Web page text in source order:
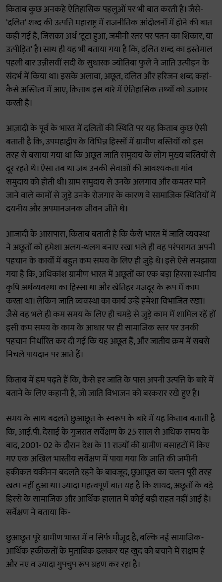
किताब कुछ अनकहे ऐतिहासिक पहलुओं पर भी बात करती है। जैसे-
'दलित' शब्द की उत्पत्ति महाराष्ट्र में राजनीतिक आंदोलनों में होने की बात
कही गई है, जिसका अर्थ 'टूटा हुआ, जमीनी स्तर पर पतन का शिकार, या
उत्पीड़ित' है। साथ ही यह भी बताया गया है कि, दलित शब्द का इस्तेमाल
पहली बार उन्नीसवीं सदी के सुधारक ज्योतिबा फुले ने जाति उत्पीड़न के
संदर्भ में किया था। इसके अलावा, अछूत, दलित और हरिजन शब्द कहां-
कैसे अस्तित्व में आए, क़िताब इस बारे में ऐतिहासिक तथ्यों को उजागर
करती है।
आज़ादी के पूर्व के भारत में दलितों की स्थिति पर यह किताब कुछ ऐसी
बताती है कि, उपमहाद्वीप के विभिन्न हिस्सों में ग्रामीण बस्तियों को इस
तरह से बसाया गया था कि अछूत जाति समुदाय के लोग मुख्य बस्तियों से
दूर रहते थे। ऐसा तब था जब उनकी सेवाओं की आवश्यकता गांव
समुदाय को होती थी। ग्राम समुदाय से उनके अलगाव और कमतर माने
जाने वाले कामों से जुड़े उनके रोजगार के कारण वे सामाजिक स्थितियों में
दयनीय और अपमानजनक जीवन जीते थे।
आजादी के आसपास, किताब बताती है कि कैसे भारत में जाति व्यवस्था
ने अछूतों को हमेशा अलग-थलग बनाए रखा भले ही वह परंपरागत अपनी
पहचान के कार्यों में बहुत कम समय के लिए ही जुड़े थे। इसे ऐसे समझाया
गया है कि, अधिकांश ग्रामीण भारत में अछूतों का एक बड़ा हिस्सा स्थानीय
कृषि अर्थव्यवस्था का हिस्सा था और खेतिहर मजदूर के रूप में काम
करता था। लेकिन जाति व्यवस्था का कार्य उन्हें हमेशा विभाजित रखा।
जैसे वह भले ही कम समय के लिए ही चमड़े से जुड़े काम में शामिल रहें हों
इसी कम समय के काम के आधार पर ही सामाजिक स्तर पर उनकी
पहचान निर्धारित कर दी गई कि यह अछूत हैं, और जातीय क्रम में सबसे
निचले पायदान पर आते हैं।
किताब में हम पढ़ते हैं कि, कैसे हर जाति के पास अपनी उत्पत्ति के बारे में
बताने के लिए कहानी है, जो जाति विभाजन को बरकरार रखे हुए है।
समय के साथ बदलते छुआछूत के स्वरूप के बारे में यह किताब बताती है
कि, आई.पी. देसाई के गुजरात सर्वेक्षण के 25 साल से अधिक समय के
बाद, 2001- 02 के दौरान देश के 11 राज्यों की ग्रामीण बसाहटों में किए
गए एक अखिल भारतीय सर्वेक्षण में पाया गया कि जाति की जमीनी
हकीकत यकीनन बदलते रहने के बावजूद, छुआछूत का चलन पूरी तरह
खत्म नहीं हुआ था। ज्यादा महत्वपूर्ण बात यह है कि शायद, अछूतों के बड़े
हिस्से के सामाजिक और आर्थिक हालात में कोई बड़ी राहत नहीं आई है।
सर्वेक्षण ने बताया कि-
छुआछूत पूरे ग्रामीण भारत में न सिर्फ मौजूद है, बल्कि नई सामाजिक-
आर्थिक हकीकतों के मुताबिक ढलकर यह खुद को बचाने में सक्षम है
और नए व ज्यादा गुपचुप रूप ग्रहण कर रहा है।